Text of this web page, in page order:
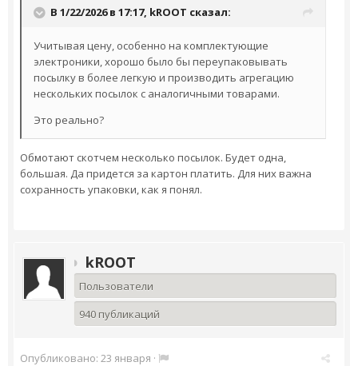
В 1/22/2026 в 17:17, kROOT сказал:
Учитывая цену, особенно на комплектующие
электроники, хорошо было бы переупаковывать
посылку в более легкую и производить агрегацию
нескольких посылок с аналогичными товарами.
Это реально?
Обмотают скотчем несколько посылок. Будет одна,
большая. Да придется за картон платить. Для них важна
сохранность упаковки, как я понял.
kROOT
Пользователи
940 публикаций
Опубликовано: 23 января ·